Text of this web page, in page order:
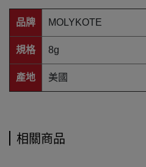
品牌 MOLYKOTE
規格 8g
產地 美國
相關商品